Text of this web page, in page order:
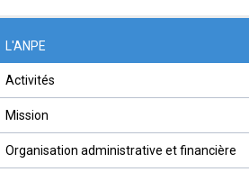
L'ANPE
Activités
Mission
Organisation administrative et financière